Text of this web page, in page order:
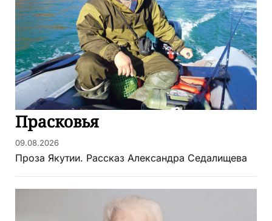
Прасковья
09.08.2026
Проза Якутии. Рассказ Александра Седалищева